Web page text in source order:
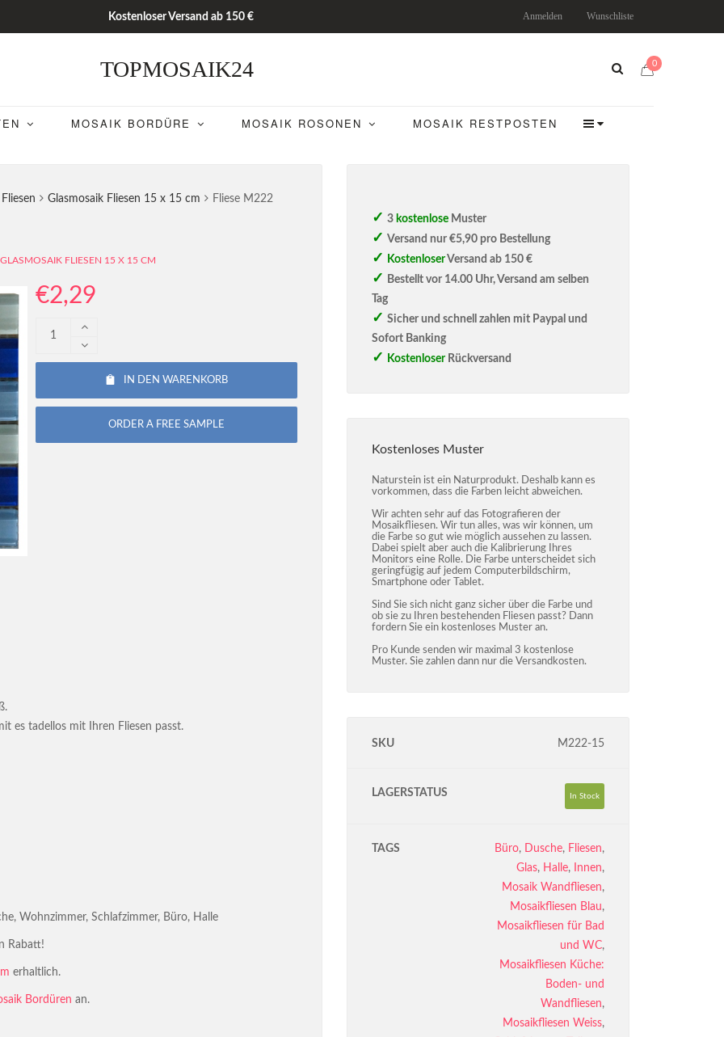
Kostenloser Versand ab 150 € Anmelden Wunschliste
TOPMOSAIK24 0
MOSAIK BORDÜRE MOSAIK ROSONEN MOSAIK RESTPOSTEN
Glasmosaik Fliesen 15 x 15 cm Fliese M222
GLASMOSAIK FLIESEN 15 X 15 CM
€2,29
IN DEN WARENKORB
ORDER A FREE SAMPLE
es tadellos mit Ihren Fliesen passt.
Wohnzimmer, Schlafzimmer, Büro, Halle
Rabatt!
erhaltlich.
Bordüren an.
3 kostenlose Muster
Versand nur €5,90 pro Bestellung
KostenloserVersand ab 150 €
Bestellt vor 14.00 Uhr, Versand am selben
Tag
Sicher und schnell zahlen mit Paypal und
Sofort Banking
KostenloserRückversand
Kostenloses Muster
Naturstein ist ein Naturprodukt. Deshalb kann es
vorkommen, dass die Farben leicht abweichen.
Wir achten sehr auf das Fotografieren der
Mosaikfliesen. Wir tun alles, was wir können, um
die Farbe so gut wie möglich aussehen zu lassen.
Dabei spielt aber auch die Kalibrierung Ihres
Monitors eine Rolle. Die Farbe unterscheidet sich
geringfügig auf jedem Computerbildschirm,
Smartphone oder Tablet.
Sind Sie sich nicht ganz sicher über die Farbe und
ob sie zu Ihren bestehenden Fliesen passt? Dann
fordern Sie ein kostenloses Muster an.
Pro Kunde senden wir maximal 3 kostenlose
Muster. Sie zahlen dann nur die Versandkosten.
SKU M222-15
LAGERSTATUS In Stock
TAGS Büro, Dusche, Fliesen,
Glas, Halle, Innen,
Mosaik Wandfliesen,
Mosaikfliesen Blau,
Mosaikfliesen für Bad
und WC,
Mosaikfliesen Küche:
Boden- und
Wandfliesen,
Mosaikfliesen Weiss,